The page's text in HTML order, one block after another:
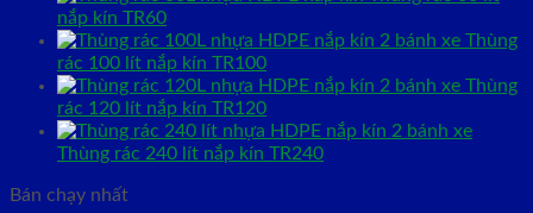
nắp kín TR60
Thùng
rác 100 lít nắp kín TR100
Thùng
rác 120 lít nắp kín TR120
Thùng rác 240 lít nắp kín TR240
Bán chạy nhất